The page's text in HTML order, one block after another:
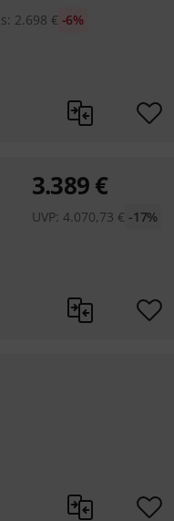
: 2.698 € -6%
3.389€
UVP:4.070,73 € -17%